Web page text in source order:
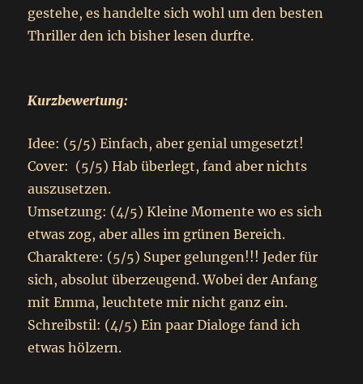
gestehe, es handelte sich wohl um den besten
Thriller den ich bisher lesen durfte.
Kurzbewertung:
Idee: (5/5) Einfach, aber genial umgesetzt!
Cover: (5/5) Hab überlegt, fand aber nichts
auszusetzen.
Umsetzung: (4/5) Kleine Momente wo es sich
etwas zog, aber alles im grünen Bereich.
Charaktere: (5/5) Super gelungen!!! Jeder für
sich, absolut überzeugend. Wobei der Anfang
mit Emma, leuchtete mir nicht ganz ein.
Schreibstil: (4/5) Ein paar Dialoge fand ich
etwas hölzern.